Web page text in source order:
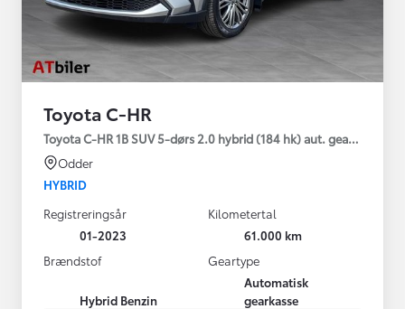
Toyota C-HR
Toyota C-HR 1B SUV 5-dørs 2.0 hybrid (184 hk) aut. gear C-HIC
Odder
HYBRID
Registreringsår
01-2023
Kilometertal
61.000 km
Brændstof
Hybrid Benzin
Geartype
Automatisk
gearkasse